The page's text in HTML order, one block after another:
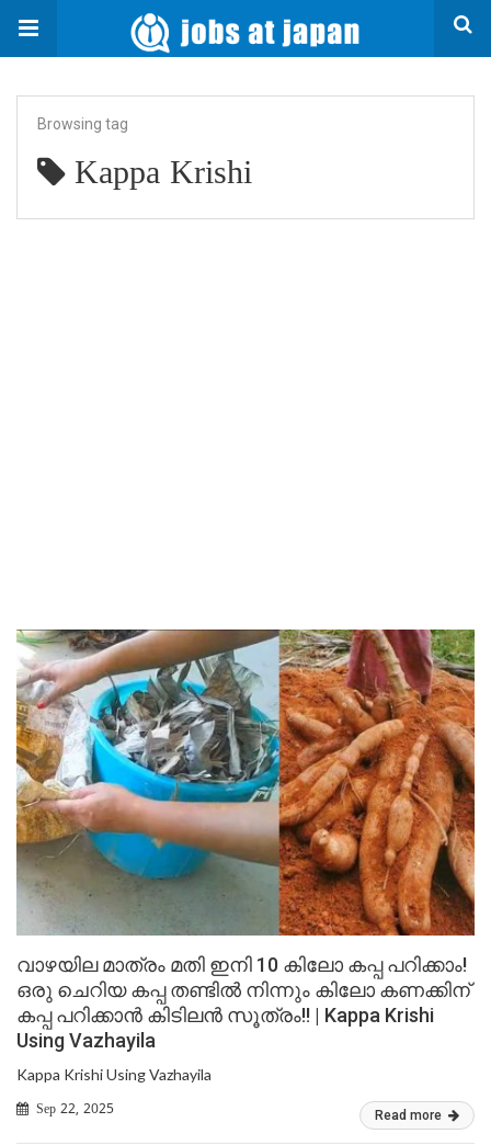
Browsing tag
Kappa Krishi
വാഴയില മാത്രം മതി ഇനി 10 കിലോ കപ്പ പറിക്കാം!
ഒരു ചെറിയ കപ്പ തണ്ടിൽ നിന്നും കിലോ കണക്കിന്
കപ്പ പറിക്കാൻ കിടിലൻ സൂത്രം!! | Kappa Krishi
Using Vazhayila
Kappa Krishi Using Vazhayila
Sep 22, 2025 Read more